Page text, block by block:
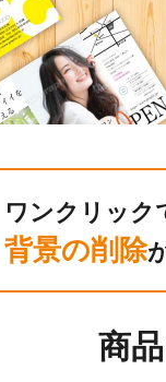
ワンクリック
背景の削除
商